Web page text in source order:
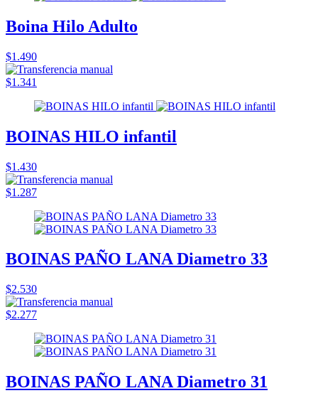
Boina Hilo Adulto
$1.490
$1.341
BOINAS HILO infantil
$1.430
$1.287
BOINAS PAÑO LANA Diametro 33
$2.530
$2.277
BOINAS PAÑO LANA Diametro 31